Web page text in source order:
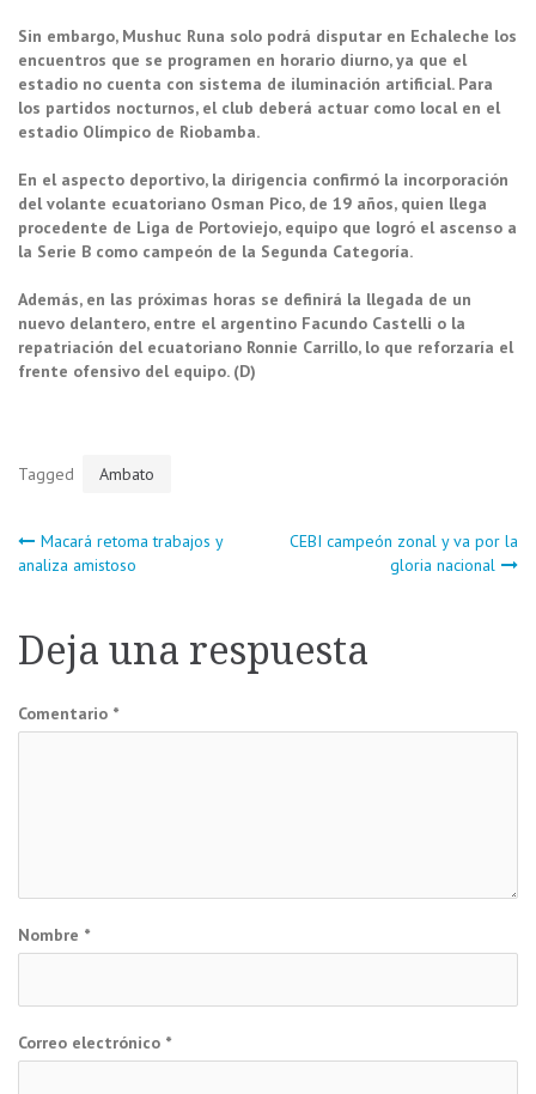
Sin embargo, Mushuc Runa solo podrá disputar en Echaleche los
encuentros que se programen en horario diurno, ya que el
estadio no cuenta con sistema de iluminación artificial. Para
los partidos nocturnos, el club deberá actuar como local en el
estadio Olímpico de Riobamba.
En el aspecto deportivo, la dirigencia confirmó la incorporación
del volante ecuatoriano Osman Pico, de 19 años, quien llega
procedente de Liga de Portoviejo, equipo que logró el ascenso a
la Serie B como campeón de la Segunda Categoría.
Además, en las próximas horas se definirá la llegada de un
nuevo delantero, entre el argentino Facundo Castelli o la
repatriación del ecuatoriano Ronnie Carrillo, lo que reforzaría el
frente ofensivo del equipo. (D)
Tagged Ambato
Navegación
entradas
Macará retoma trabajos y
analiza amistoso
CEBI campeón zonal y va por la
gloria nacional
Deja una respuesta
Comentario *
Nombre *
Correo electrónico *